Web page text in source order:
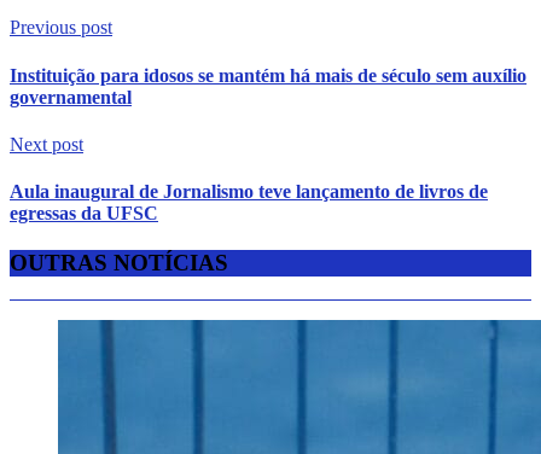
Previous post
Instituição para idosos se mantém há mais de século sem auxílio
governamental
Next post
Aula inaugural de Jornalismo teve lançamento de livros de
egressas da UFSC
OUTRAS NOTÍCIAS